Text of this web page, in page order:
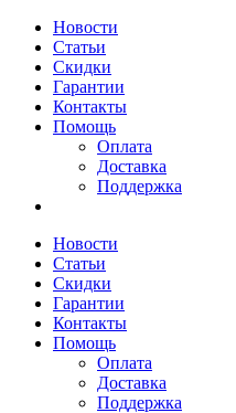
Новости
Статьи
Скидки
Гарантии
Контакты
Помощь
Оплата
Доставка
Поддержка
Новости
Статьи
Скидки
Гарантии
Контакты
Помощь
Оплата
Доставка
Поддержка